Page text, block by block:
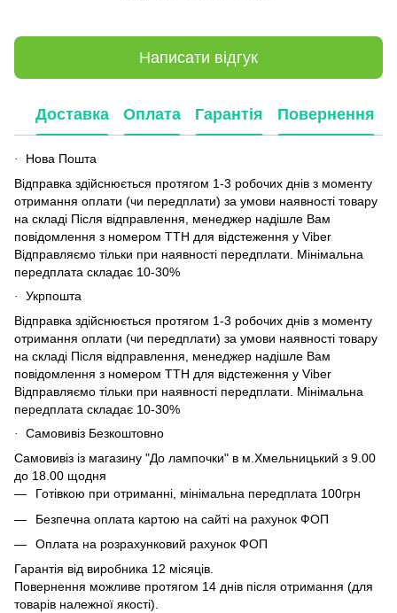
Написати відгук
Доставка Оплата Гарантія Повернення
·
Нова Пошта
Відправка здійснюється протягом 1-3 робочих днів з моменту
отримання оплати (чи передплати) за умови наявності товару
на складі Після відправлення, менеджер надішле Вам
повідомлення з номером ТТН для відстеження у Viber
Відправляємо тільки при наявності передплати. Мінімальна
передплата складає 10-30%
·
Укрпошта
Відправка здійснюється протягом 1-3 робочих днів з моменту
отримання оплати (чи передплати) за умови наявності товару
на складі Після відправлення, менеджер надішле Вам
повідомлення з номером ТТН для відстеження у Viber
Відправляємо тільки при наявності передплати. Мінімальна
передплата складає 10-30%
·
Самовивіз Безкоштовно
Самовивіз із магазину "До лампочки" в м.Хмельницький з 9.00
до 18.00 щодня
Готівкою при отриманні, мінімальна передплата 100грн
Безпечна оплата картою на сайті на рахунок ФОП
Оплата на розрахунковий рахунок ФОП
Гарантія від виробника 12 місяців.
Повернення можливе протягом 14 днів після отримання (для
товарів належної якості).